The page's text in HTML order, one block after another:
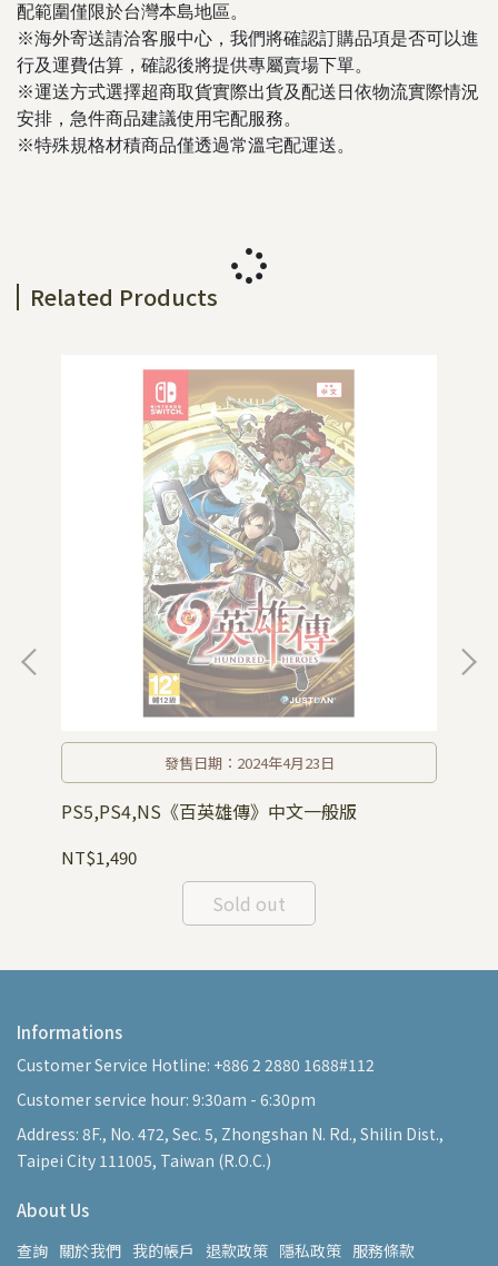
配範圍僅限於台灣本島地區。
※海外寄送請洽客服中心，我們將確認訂購品項是否可以進
行及運費估算，確認後將提供專屬賣場下單。
※運送方式選擇超商取貨實際出貨及配送日依物流實際情況
安排，急件商品建議使用宅配服務。
※特殊規格材積商品僅透過常溫宅配運送。
Related Products
發售日期：2024年4月23日
PS5,PS4,NS《百英雄傳》中文一般版
NT$1,490
Sold out
Informations
Customer Service Hotline: +886 2 2880 1688#112
Customer service hour: 9:30am - 6:30pm
Address: 8F., No. 472, Sec. 5, Zhongshan N. Rd., Shilin Dist.,
Taipei City 111005, Taiwan (R.O.C.)
About Us
查詢 關於我們 我的帳戶 退款政策 隱私政策 服務條款